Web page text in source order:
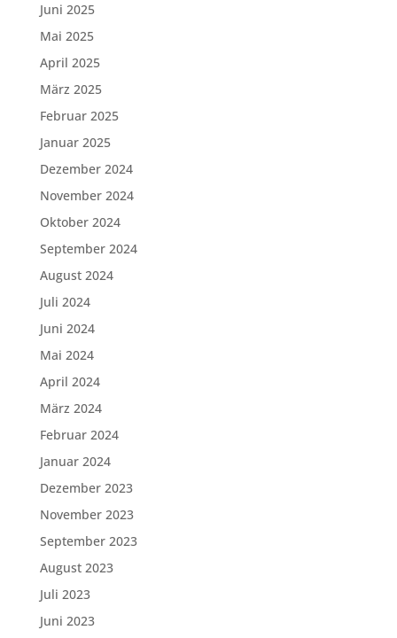
Juni 2025
Mai 2025
April 2025
März 2025
Februar 2025
Januar 2025
Dezember 2024
November 2024
Oktober 2024
September 2024
August 2024
Juli 2024
Juni 2024
Mai 2024
April 2024
März 2024
Februar 2024
Januar 2024
Dezember 2023
November 2023
September 2023
August 2023
Juli 2023
Juni 2023